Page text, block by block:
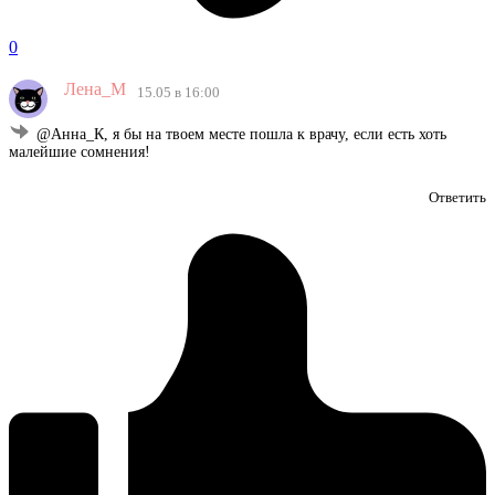
0
Лена_М 15.05 в 16:00
@Анна_К, я бы на твоем месте пошла к врачу, если есть хоть
малейшие сомнения!
Ответить